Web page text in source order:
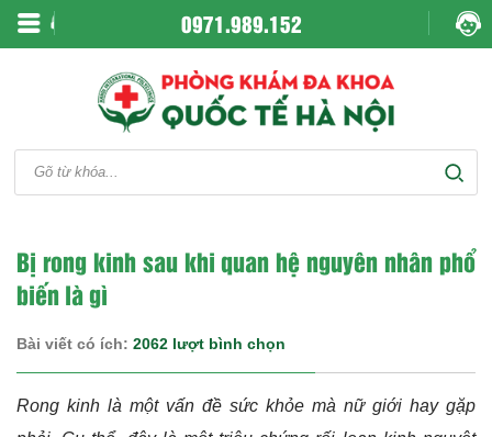
0971.989.152
Bị rong kinh sau khi quan hệ nguyên nhân phổ
biến là gì
Bài viết có ích: 2062 lượt bình chọn
Rong kinh là một vấn đề sức khỏe mà nữ giới hay gặp